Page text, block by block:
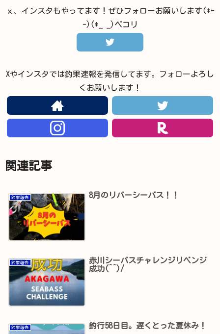
ｘ、インスタもやってます！ぜひフォローお願いします(*-
-)(*_ _)ペコリ
Xやインスタでは釣果速報を発信してます。フォローよろし
くお願いします！
関連記事
釣果報告 8月のリバーシーバス！！
釣果報告
赤川シーバスチャレンジリベンジ
成功(^^)/
釣果報告 釣行58日目。遅くとった夏休み！